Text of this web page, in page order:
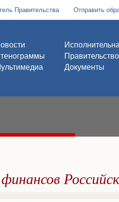
Правительства Отправить
Документы